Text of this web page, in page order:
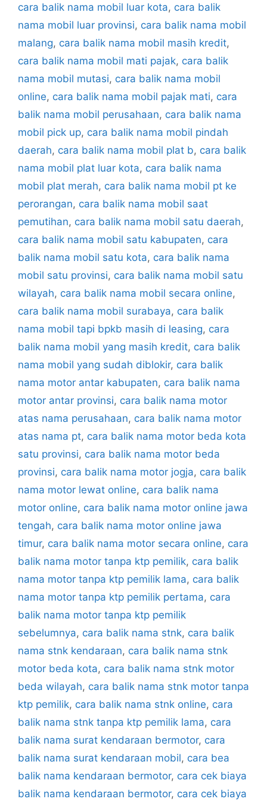
cara balik nama mobil luar kota, cara balik
nama mobil luar provinsi, cara balik nama mobil
malang, cara balik nama mobil masih kredit,
cara balik nama mobil mati pajak, cara balik
nama mobil mutasi, cara balik nama mobil
online, cara balik nama mobil pajak mati, cara
balik nama mobil perusahaan, cara balik nama
mobil pick up, cara balik nama mobil pindah
daerah, cara balik nama mobil plat b, cara balik
nama mobil plat luar kota, cara balik nama
mobil plat merah, cara balik nama mobil pt ke
perorangan, cara balik nama mobil saat
pemutihan, cara balik nama mobil satu daerah,
cara balik nama mobil satu kabupaten, cara
balik nama mobil satu kota, cara balik nama
mobil satu provinsi, cara balik nama mobil satu
wilayah, cara balik nama mobil secara online,
cara balik nama mobil surabaya, cara balik
nama mobil tapi bpkb masih di leasing, cara
balik nama mobil yang masih kredit, cara balik
nama mobil yang sudah diblokir, cara balik
nama motor antar kabupaten, cara balik nama
motor antar provinsi, cara balik nama motor
atas nama perusahaan, cara balik nama motor
atas nama pt, cara balik nama motor beda kota
satu provinsi, cara balik nama motor beda
provinsi, cara balik nama motor jogja, cara balik
nama motor lewat online, cara balik nama
motor online, cara balik nama motor online jawa
tengah, cara balik nama motor online jawa
timur, cara balik nama motor secara online, cara
balik nama motor tanpa ktp pemilik, cara balik
nama motor tanpa ktp pemilik lama, cara balik
nama motor tanpa ktp pemilik pertama, cara
balik nama motor tanpa ktp pemilik
sebelumnya, cara balik nama stnk, cara balik
nama stnk kendaraan, cara balik nama stnk
motor beda kota, cara balik nama stnk motor
beda wilayah, cara balik nama stnk motor tanpa
ktp pemilik, cara balik nama stnk online, cara
balik nama stnk tanpa ktp pemilik lama, cara
balik nama surat kendaraan bermotor, cara
balik nama surat kendaraan mobil, cara bea
balik nama kendaraan bermotor, cara cek biaya
balik nama kendaraan bermotor, cara cek biaya